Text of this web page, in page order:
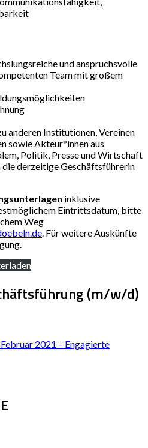
und anspruchsvolle
Team mit großem
anderen Institutionen, Vereinen
sowie Akteur*innen aus
Politik, Presse und Wirtschaft
derzeitige Geschäftsführerin
inklusive
Eintrittsdatum, bitte
Weg
. Für weitere Auskünfte
(m/w/d)
2021 – Engagierte